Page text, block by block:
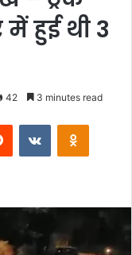
हुई थी 3
42 3 minutes read
Reddit VKontakte